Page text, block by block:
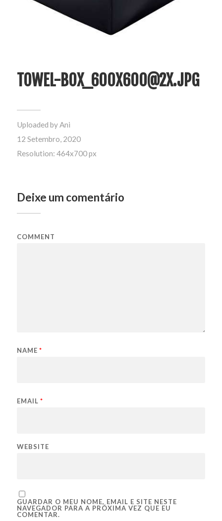
TOWEL-BOX_600X600@2X.JPG
Uploaded byAni
12 Setembro, 2020
Resolution: 464x700 px
Deixe um comentário
COMMENT
NAME *
EMAIL *
WEBSITE
GUARDAR O MEU NOME, EMAIL E SITE NESTE
NAVEGADOR PARA A PRÓXIMA VEZ QUE EU
COMENTAR.